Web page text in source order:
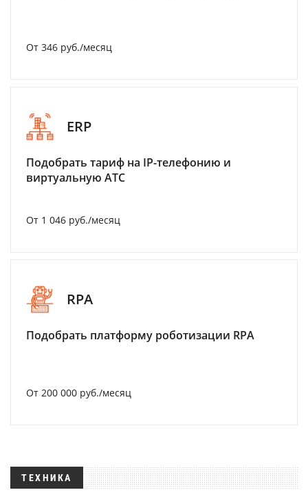
От 346 руб./месяц
ERP
Подобрать тариф на IP-телефонию и
виртуальную АТС
От 1 046 руб./месяц
RPA
Подобрать платформу роботизации RPA
От 200 000 руб./месяц
ТЕХНИКА